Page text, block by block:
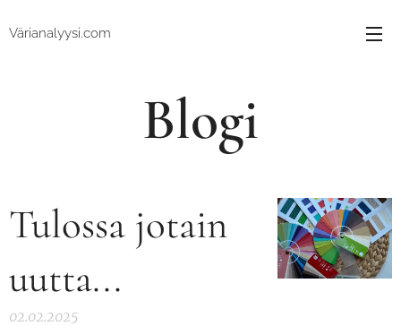
Värianalyysi.com
Blogi
Tulossa jotain
uutta...
02.02.2025